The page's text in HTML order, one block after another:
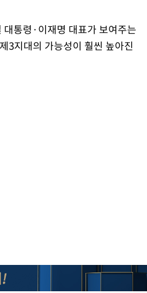
통령·이재명 대표가 보여주는
3지대의 가능성이 훨씬 높아진